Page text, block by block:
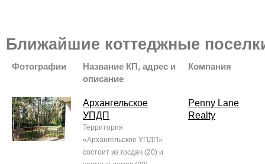
Ближайшие коттеджные
Фотографии
Название КП, адрес и
описание
Компания
Архангельское
УПДП
Территория
«Архангельское УПДП»
состоит из госдач (20) и
Penny Lane
Realty